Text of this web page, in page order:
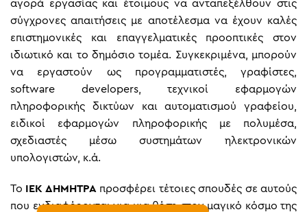
αγορά εργασίας και έτοιμους να ανταπεξέλθουν στις
σύγχρονες απαιτήσεις με αποτέλεσμα να έχουν καλές
επιστημονικές και επαγγελματικές προοπτικές στον
ιδιωτικό και το δημόσιο τομέα. Συγκεκριμένα, μπορούν
να εργαστούν ως προγραμματιστές, γραφίστες,
software developers, τεχνικοί εφαρμογών
πληροφορικής δικτύων και αυτοματισμού γραφείου,
ειδικοί εφαρμογών πληροφορικής με πολυμέσα,
σχεδιαστές μέσω συστημάτων ηλεκτρονικών
υπολογιστών, κ.ά.
Το ΙΕΚ ΔΗΜΗΤΡΑ προσφέρει τέτοιες σπουδές σε αυτούς
που ενδιαφέρονται για μια θέση στον μαγικό κόσμο της